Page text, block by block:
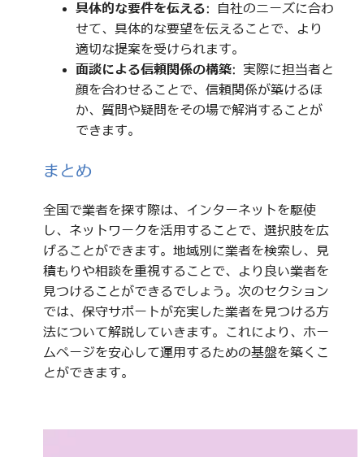
具体的な要件を伝える: 自社のニーズに合わ
せて、具体的な要望を伝えることで、より
適切な提案を受けられます。
面談による信頼関係の構築: 実際に担当者と
顔を合わせることで、信頼関係が築けるほ
か、質問や疑問をその場で解消することが
できます。
まとめ
全国で業者を探す際は、インターネットを駆使
し、ネットワークを活用することで、選択肢を広
げることができます。地域別に業者を検索し、見
積もりや相談を重視することで、より良い業者を
見つけることができるでしょう。次のセクション
では、保守サポートが充実した業者を見つける方
法について解説していきます。これにより、ホー
ムページを安心して運用するための基盤を築くこ
とができます。